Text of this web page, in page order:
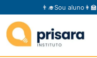
👨‍🎓Sou aluno 👩‍🏫